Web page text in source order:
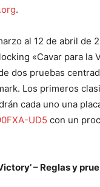
.
al 12 de abril de
«Cavar para la
dos pruebas
Los primeros
cada uno una
UD5 con un
– Reglas y